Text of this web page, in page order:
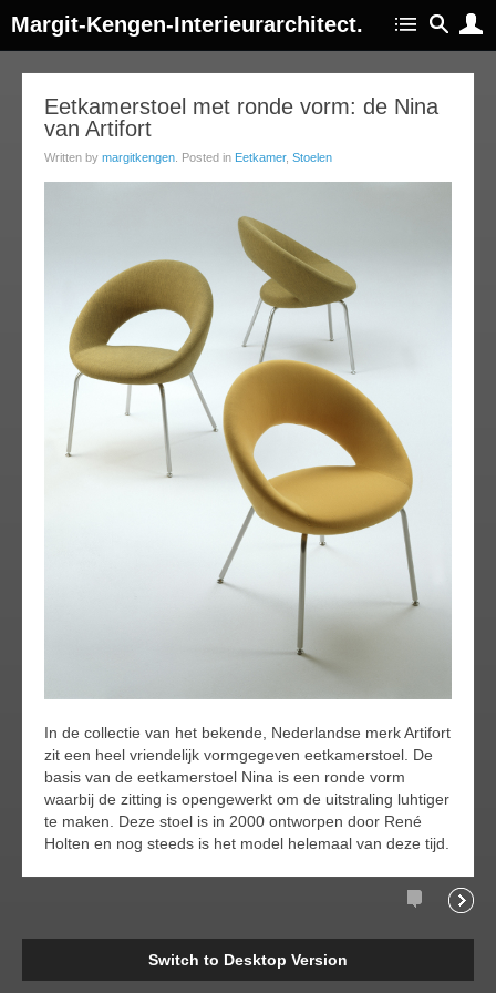
Margit-Kengen-Interieurarchitect.
Eetkamerstoel met ronde vorm: de Nina
van Artifort
Written by margitkengen . Posted in Eetkamer, Stoelen
In de collectie van het bekende, Nederlandse merk Artifort
zit een heel vriendelijk vormgegeven eetkamerstoel. De
basis van de eetkamerstoel Nina is een ronde vorm
waarbij de zitting is opengewerkt om de uitstraling luhtiger
te maken. Deze stoel is in 2000 ontworpen door René
Holten en nog steeds is het model helemaal van deze tijd.
Comments
Switch to Desktop Version